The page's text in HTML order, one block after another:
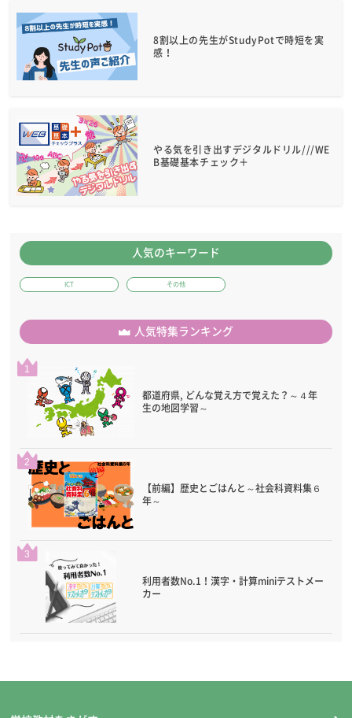
8割以上の先生がStudyPotで時短を実
感！
やる気を引き出すデジタルドリル///WE
B基礎基本チェック＋
人気のキーワード
ICT その他
人気特集ランキング
1
都道府県, どんな覚え方で覚えた？～４年
生の地図学習～
2
【前編】歴史とごはんと～社会科資料集６
年～
3
利用者数No.1！漢字・計算miniテストメー
カー